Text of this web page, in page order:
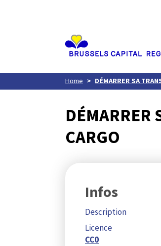
Home DÉMARRER SA
DÉMARRER
CARGO
Infos
Description
Licence
CC0